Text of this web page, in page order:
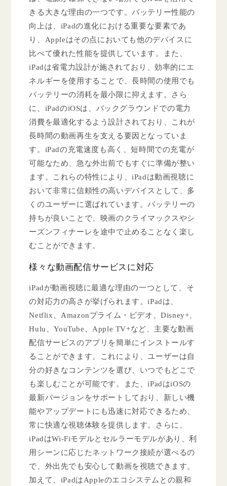
きる大きな理由の一つです。バッテリー性能の
向上は、iPadの進化における重要な要素であ
り、Appleはその点においても他のデバイスに
比べて優れた性能を提供しています。また、
iPadは省電力設計が施されており、効率的にエ
ネルギーを使用することで、長時間の使用でも
バッテリーの消耗を最小限に抑えます。さら
に、iPadのiOSは、バックグラウンドでの電力
消費を最適化するよう設計されており、これが
長時間の動画再生を支える要因となっていま
す。iPadの充電速度も高く、短時間での充電が
可能なため、急な外出前でもすぐに準備が整い
ます。これらの特性により、iPadは動画視聴に
おいて非常に信頼性の高いデバイスとして、多
くのユーザーに選ばれています。バッテリーの
持ちが良いことで、映画のクライマックスやシ
ーズンフィナーレを途中で止めることなく楽し
むことができます。
様々な動画配信サービスに対応
iPadが動画視聴に最適な理由の一つとして、そ
の対応力の高さが挙げられます。iPadは、
Netflix、Amazonプライム・ビデオ、Disney+、
Hulu、YouTube、Apple TV+など、主要な動画
配信サービスのアプリを簡単にインストールす
ることができます。これにより、ユーザーは自
分の好きなコンテンツを選び、いつでもどこで
も楽しむことが可能です。また、iPadはiOSの
最新バージョンをサポートしており、新しい機
能やアップデートにも迅速に対応できるため、
常に快適な視聴体験を提供します。さらに、
iPadはWi-Fiモデルとセルラーモデルがあり、利
用シーンに応じたネットワーク接続が選べるの
で、外出先でも安心して動画を視聴できます。
加えて、iPadはAppleのエコシステムとの親和